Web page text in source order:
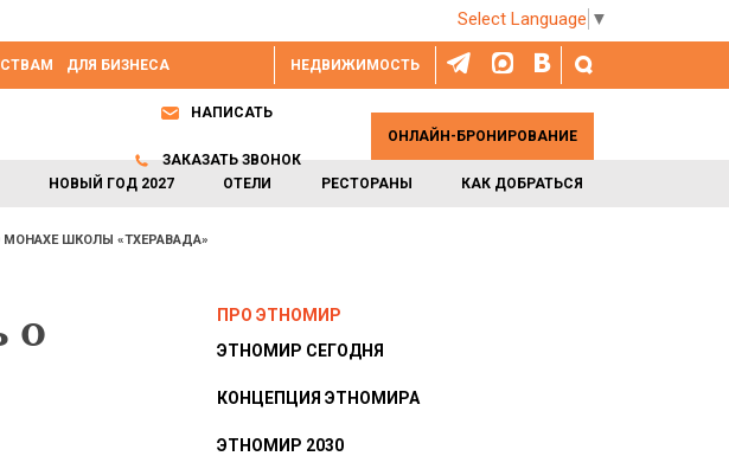
Select Language ▼
НЕДВИЖИМОСТЬ
ДЛЯ БИЗНЕСА
НОВЫЙ ГОД 2027 ОТЕЛИ РЕСТОРАНЫ КАК ДОБРАТЬСЯ
НАПИСАТЬ
ЗАКАЗАТЬ ЗВОНОК
ОНЛАЙН-БРОНИРОВАНИЕ
ШКОЛЫ «ТХЕРАВАДА»
о
ПРО ЭТНОМИР
ЭТНОМИР СЕГОДНЯ
КОНЦЕПЦИЯ ЭТНОМИРА
ЭТНОМИР 2030